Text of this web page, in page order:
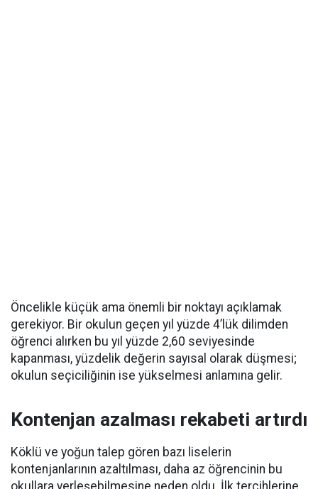
Öncelikle küçük ama önemli bir noktayı açıklamak
gerekiyor. Bir okulun geçen yıl yüzde 4’lük dilimden
öğrenci alırken bu yıl yüzde 2,60 seviyesinde
kapanması, yüzdelik değerin sayısal olarak düşmesi;
okulun seçiciliğinin ise yükselmesi anlamına gelir.
Kontenjan azalması rekabeti artırdı
Köklü ve yoğun talep gören bazı liselerin
kontenjanlarının azaltılması, daha az öğrencinin bu
okullara yerleşebilmesine neden oldu. İlk tercihlerine